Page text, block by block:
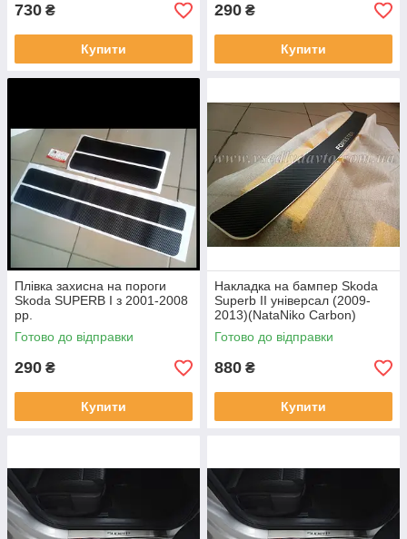
730 ₴
Купити
290 ₴
Купити
Плівка захисна на пороги
Skoda SUPERB I з 2001-2008
рр.
Готово до відправки
290 ₴
Купити
Накладка на бампер Skoda
Superb II універсал (2009-
2013)(NataNiko Carbon)
Готово до відправки
880 ₴
Купити